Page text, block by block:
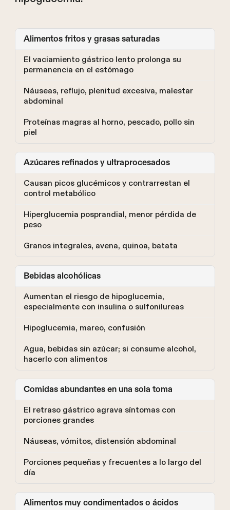
Alimentos fritos y grasas saturadas
El vaciamiento gástrico lento prolonga su
permanencia en el estómago
Náuseas, reflujo, plenitud excesiva, malestar
abdominal
Proteínas magras al horno, pescado, pollo sin
piel
Azúcares refinados y ultraprocesados
Causan picos glucémicos y contrarrestan el
control metabólico
Hiperglucemia posprandial, menor pérdida de
peso
Granos integrales, avena, quinoa, batata
Bebidas alcohólicas
Aumentan el riesgo de hipoglucemia,
especialmente con insulina o sulfonilureas
Hipoglucemia, mareo, confusión
Agua, bebidas sin azúcar; si consume alcohol,
hacerlo con alimentos
Comidas abundantes en una sola toma
El retraso gástrico agrava síntomas con
porciones grandes
Náuseas, vómitos, distensión abdominal
Porciones pequeñas y frecuentes a lo largo del
día
Alimentos muy condimentados o ácidos